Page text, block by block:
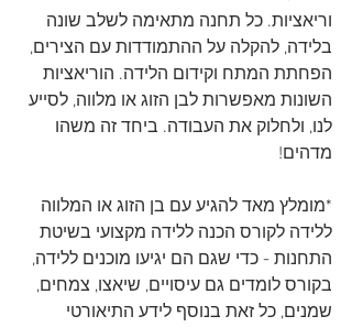
וריאציות. כל תחנה מתאימה לשלב שונה
בלידה, להקלה על ההתמודדות עם הצירים,
הפחתת המתח וקידום הלידה. הוריאציות
השונות מאפשרות לבן הזוג או מלווה, לסייע
לנו, ולחלוק את העבודה. ביחד זה משהו
מדהים!
*מומלץ מאד להגיע עם בן הזוג או המלווה
ללידה לקורס הכנה ללידה מקצועי בשיטת
התחנות - כדי שגם הם יגיעו מוכנים ללידה,
בקורס לומדים גם עיסויים, שיאצו, צמחים,
שמנים, כל זאת בנוסף לידע התיאורטי